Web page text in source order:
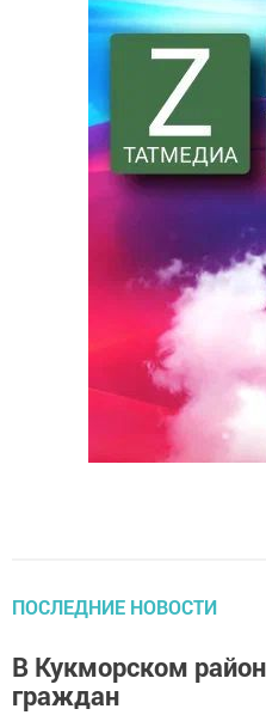
ПОСЛЕДНИЕ НОВОСТИ
В Кукморском
граждан